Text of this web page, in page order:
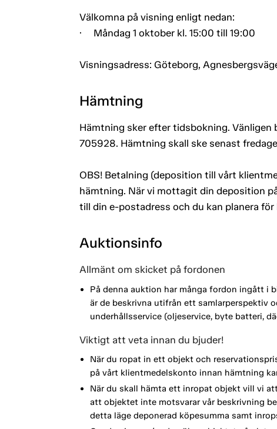
Välkomna på visning enligt nedan:
· Måndag 1 oktober kl. 15:00 till 19:00
Visningsadress: Göteborg,
Hämtning
Hämtning sker efter tidsbokning.
705928. Hämtning skall ske senast
OBS! Betalning (deposition till vårt
hämtning. När vi mottagit din deposition
till din e-postadress och du kan planera
Auktionsinfo
Allmänt om skicket på fordonen
På denna auktion har många fordon ingått i
är de beskrivna utifrån ett samlarperspektiv
underhållsservice (oljeservice, byte batteri,
Viktigt att veta innan du bjuder!
När du ropat in ett objekt och
på vårt klientmedelskonto innan hämtning
När du skall hämta ett inropat objekt vill vi
att objektet inte motsvarar vår beskrivning
detta läge deponerad köpesumma samt